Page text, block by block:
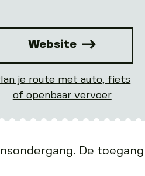
Website
je route met auto, fiets
of openbaar vervoer
De toegang